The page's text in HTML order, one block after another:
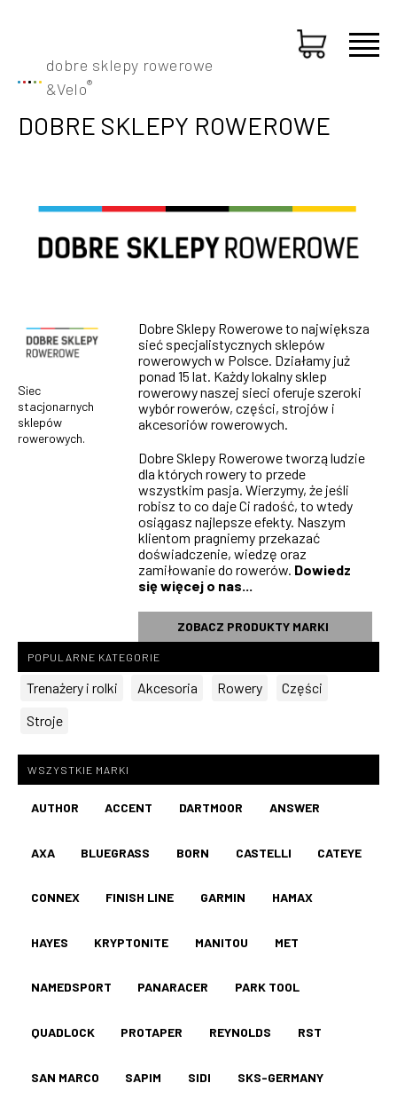
dobre sklepy rowerowe
&Velo®
DOBRE SKLEPY ROWEROWE
Siec
stacjonarnych
sklepów
rowerowych.
Dobre Sklepy Rowerowe to największa
sieć specjalistycznych sklepów
rowerowych w Polsce. Działamy już
ponad 15 lat. Każdy lokalny sklep
rowerowy naszej sieci oferuje szeroki
wybór rowerów, części, strojów i
akcesoriów rowerowych.
Dobre Sklepy Rowerowe tworzą ludzie
dla których rowery to przede
wszystkim pasja. Wierzymy, że jeśli
robisz to co daje Ci radość, to wtedy
osiągasz najlepsze efekty. Naszym
klientom pragniemy przekazać
doświadczenie, wiedzę oraz
zamiłowanie do rowerów. Dowiedz
się więcej o nas...
ZOBACZ PRODUKTY MARKI
POPULARNE KATEGORIE
Trenażery i rolki Akcesoria Rowery
Części
Stroje
WSZYSTKIE MARKI
AUTHOR ACCENT DARTMOOR ANSWER
AXA BLUEGRASS BORN CASTELLI CATEYE
CONNEX FINISH LINE GARMIN HAMAX
HAYES KRYPTONITE MANITOU MET
NAMEDSPORT PANARACER PARK TOOL
QUADLOCK PROTAPER REYNOLDS RST
SAN MARCO SAPIM SIDI SKS-GERMANY